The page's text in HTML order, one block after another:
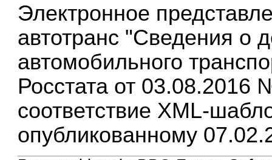
Электронное
автотранс "Сведения о
автомобильного
Росстата от 03.08.2016
соответствие XML-
опубликованному